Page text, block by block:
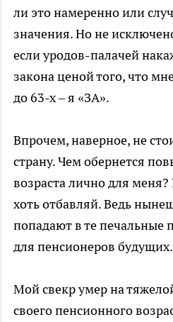
ли это намеренно или
значения. Но не
если уродов-палачей
закона ценой того, что
до 63-х – я «ЗА».
Впрочем, наверное, не
страну. Чем обернется
возраста лично для
хоть отбавляй. Ведь
попадают в те печальные
для пенсионеров будущих.
Мой свекр умер на
своего пенсионного